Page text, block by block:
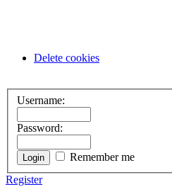
Delete cookies
Username:
Password:
Remember me
Register